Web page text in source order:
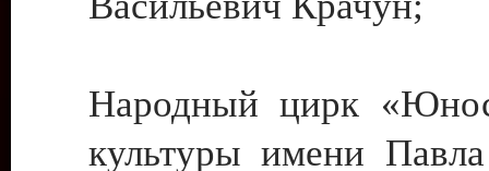
Народный цирк
культуры имени